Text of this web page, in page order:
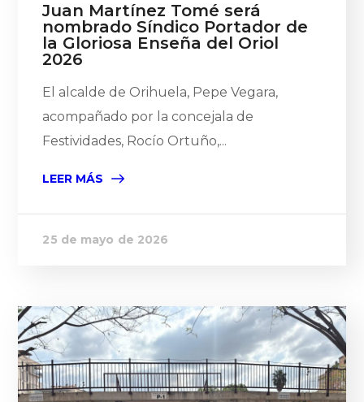
Juan Martínez Tomé será
nombrado Síndico Portador de
la Gloriosa Enseña del Oriol
2026
El alcalde de Orihuela, Pepe Vegara,
acompañado por la concejala de
Festividades, Rocío Ortuño,...
LEER MÁS
25 de mayo de 2026